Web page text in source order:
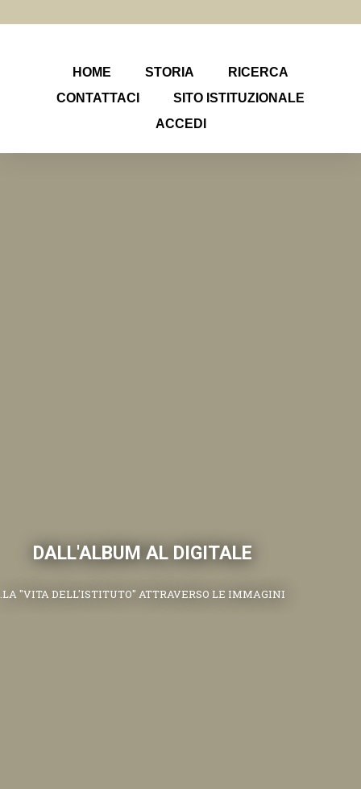
HOME STORIA
RICERCA
CONTATTACI
SITO ISTITUZIONALE
ACCEDI
DALL'ALBUM AL DIGITALE
.LA "VITA DELL'ISTITUTO" ATTRAVERSO LE IMMAGINI